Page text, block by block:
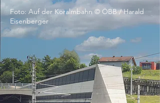
Foto: Auf der Koralmbahn © ÖBB / Harald
Eisenberger